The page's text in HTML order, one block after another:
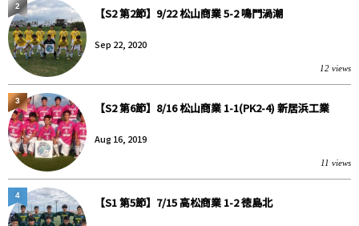
【S2 第2節】9/22 松山商業 5-2 鳴門渦潮
Sep 22, 2020
12 views
2
【S2 第6節】8/16 松山商業 1-1(PK2-4) 新居浜工業
Aug 16, 2019
11 views
3
【S1 第5節】7/15 高松商業 1-2 徳島北
4